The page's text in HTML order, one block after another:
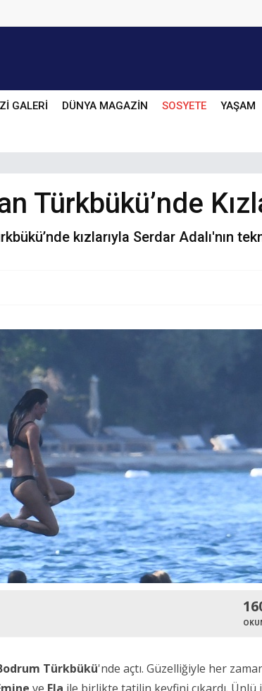
GALERİ DÜNYA MAGAZİN SOSYETE YAŞAM
Türkbükü’nde
kızlarıyla Serdar Adalı'nın
Türkbükü'nde açtı. Güzelliğiyle her